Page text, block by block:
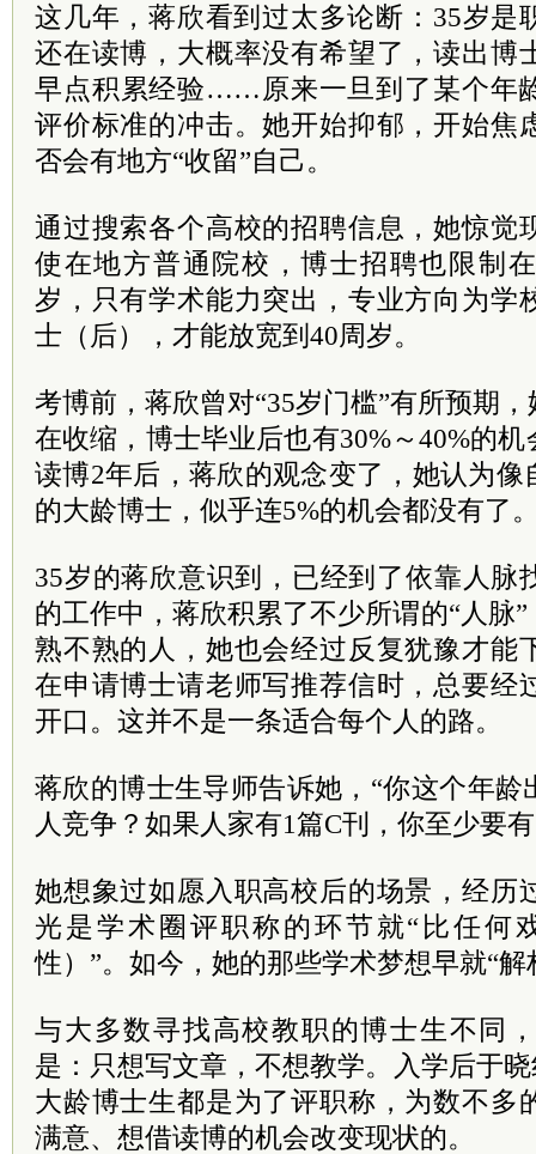
这几年，蒋欣看到过太多论断：35岁是
还在读博，大概率没有希望了，读出博
早点积累经验……原来一旦到了某个年
评价标准的冲击。她开始抑郁，开始焦
否会有地方“收留”自己。
通过搜索各个高校的招聘信息，她惊觉
使在地方普通院校，博士招聘也限制
岁，只有学术能力突出，专业方向为学
士（后），才能放宽到40周岁。
考博前，蒋欣曾对“35岁门槛”有所预期
在收缩，博士毕业后也有30%～40%的
读博2年后，蒋欣的观念变了，她认为
的大龄博士，似乎连5%的机会都没有了
35岁的蒋欣意识到，已经到了依靠人脉
的工作中，蒋欣积累了不少所谓的“人脉
熟不熟的人，她也会经过反复犹豫才能
在申请博士请老师写推荐信时，总要经
开口。这并不是一条适合每个人的路。
蒋欣的博士生导师告诉她，“你这个年
人竞争？如果人家有1篇C刊，你至少要
她想象过如愿入职高校后的场景，经历
光是学术圈评职称的环节就“比任何
性）”。如今，她的那些学术梦想早就“
与大多数寻找高校教职的博士生不同
是：只想写文章，不想教学。入学后于
大龄博士生都是为了评职称，为数不多
满意、想借读博的机会改变现状的。